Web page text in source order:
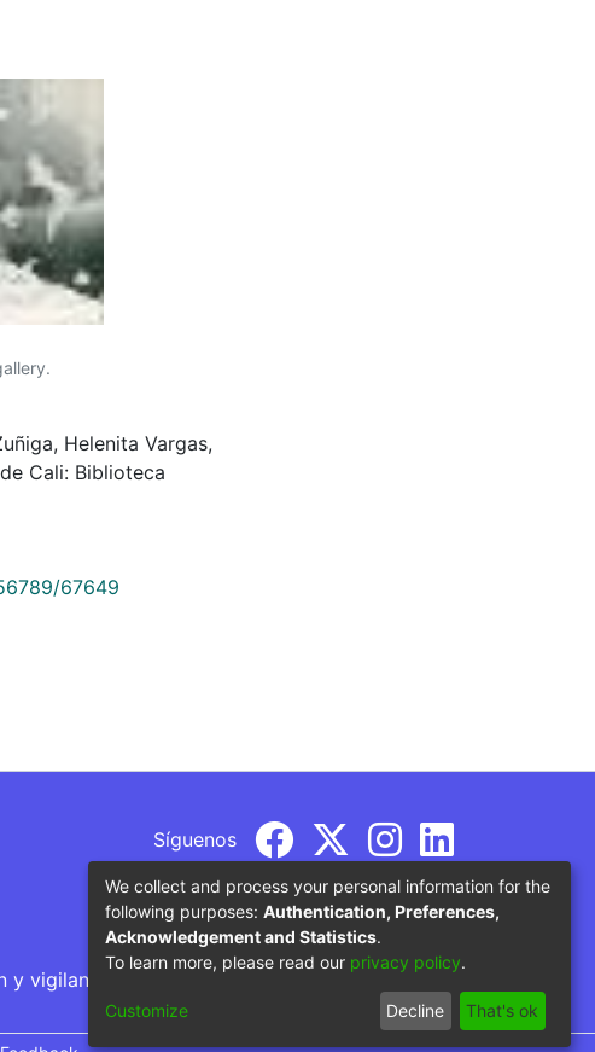
Helenita Vargas,
Cali: Biblioteca
67649
Síguenos
vigilancia por parte del Ministerio de Educación
We collect and process your personal information for the
following purposes: Authentication, Preferences,
Acknowledgement and Statistics.
To learn more, please read our privacy policy.
Customize Decline That's ok